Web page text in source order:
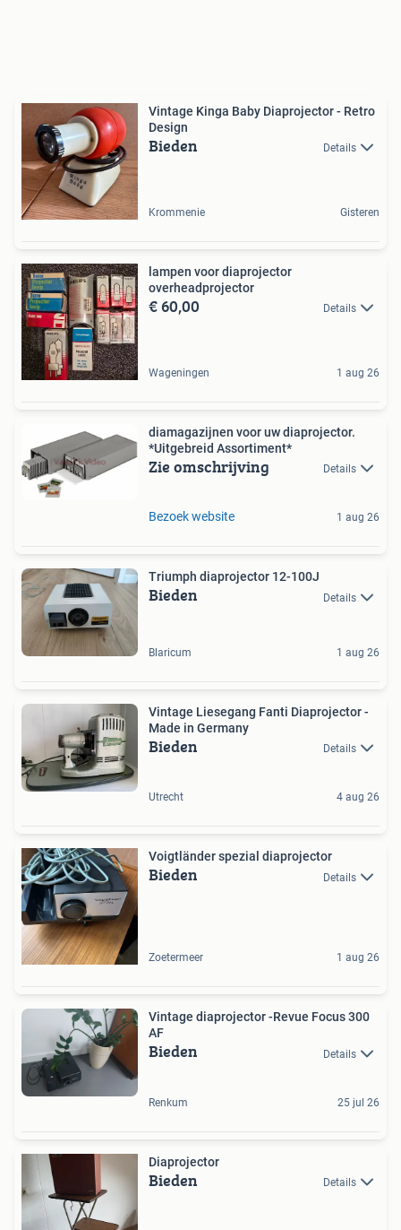
Vintage Kinga Baby Diaprojector - Retro
Design
Bieden Details
Krommenie Gisteren
lampen voor diaprojector
overheadprojector
€ 60,00 Details
Wageningen 1 aug 26
diamagazijnen voor uw diaprojector.
*Uitgebreid Assortiment*
Zie omschrijving Details
Bezoek website 1 aug 26
Triumph diaprojector 12-100J
Bieden Details
Blaricum 1 aug 26
Vintage Liesegang Fanti Diaprojector -
Made in Germany
Bieden Details
Utrecht 4 aug 26
Voigtländer spezial diaprojector
Bieden Details
Zoetermeer 1 aug 26
Vintage diaprojector -Revue Focus 300
AF
Bieden Details
Renkum 25 jul 26
Diaprojector
Bieden Details